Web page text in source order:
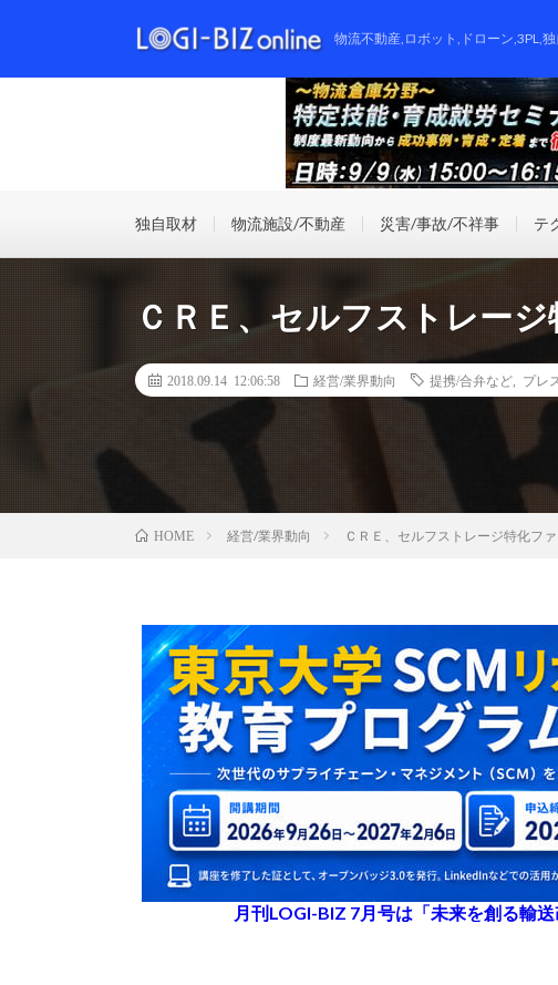
物流不動産,ロボット,ドローン,3PL,
独自取材 物流施設/不動産 災害/事故/不祥事 テ
ＣＲＥ、セルフストレー
2018.09.14 12:06:58 経営/業界動向 提携/合弁など プレ
HOME 経営/業界動向 ＣＲＥ、セルフストレージ特化フ
月刊LOGI-BIZ 7月号は「未来を創る輸